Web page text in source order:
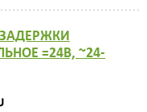
=24В, ~24-